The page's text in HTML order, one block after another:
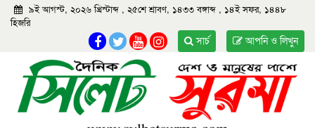
৯ই আগস্ট, ২০২৬ খ্রিস্টাব্দ , ২৫শে শ্রাবণ, ১৪৩৩ বঙ্গাব্দ , ১৪ই সফর, ১৪৪৮
হিজরি
আপনি ও লিখুন
সার্চ